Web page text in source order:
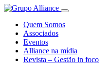
Quem Somos
Associados
Eventos
Alliance na mídia
Revista – Gestão in foco